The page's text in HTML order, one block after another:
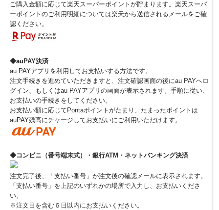
ご購入金額に応じて楽天スーパーポイントが貯まります。楽天スーパ
ーポイントのご利用明細については楽天から送信されるメールをご確
認ください。
◆auPAY決済
au PAYアプリを利用してお支払いする方法です。
注文手続きを進めていただきますと、注文確認画面の後にau PAYへロ
グイン、もしくはau PAYアプリの画面が表示されます。手順に従い、
お支払いの手続きをしてください。
お支払い額に応じてPontaポイントがたまり、たまったポイントは
auPAY残高にチャージしてお支払いにご利用いただけます。
◆コンビニ（番号端末式）・銀行ATM・ネットバンキング決済
注文完了後、「支払い番号」が注文後の確認メールに表示されます。
「支払い番号」を上記のいずれかの場所で入力し、お支払いくださ
い。
※注文日を含む６日以内にお支払いください。